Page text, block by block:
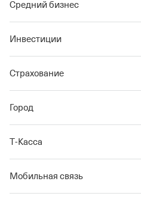
Средний бизнес
Инвестиции
Страхование
Город
Т‑Касса
Мобильная связь